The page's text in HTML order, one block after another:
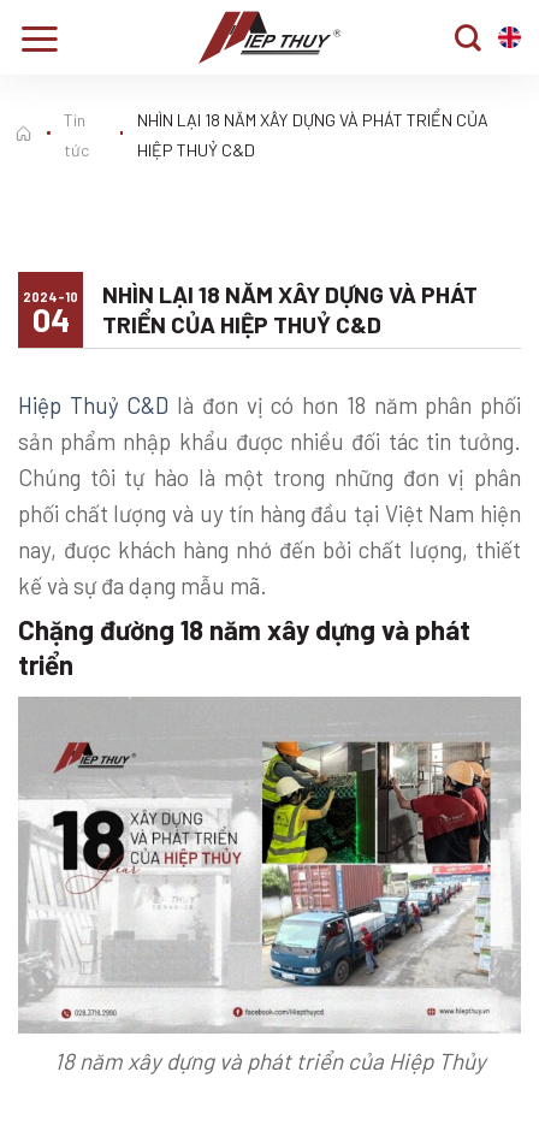
Tin
tức
NHÌN LẠI 18 NĂM XÂY DỰNG VÀ PHÁT TRIỂN CỦA
HIỆP THUỶ C&D
2024-10
04
NHÌN LẠI 18 NĂM XÂY DỰNG VÀ PHÁT
TRIỂN CỦA HIỆP THUỶ C&D
Hiệp Thuỷ C&D là đơn vị có hơn 18 năm phân phối
sản phẩm nhập khẩu được nhiều đối tác tin tưởng.
Chúng tôi tự hào là một trong những đơn vị phân
phối chất lượng và uy tín hàng đầu tại Việt Nam hiện
nay, được khách hàng nhớ đến bởi chất lượng, thiết
kế và sự đa dạng mẫu mã.
Chặng đường 18 năm xây dựng và phát
triển
18 năm xây dựng và phát triển của Hiệp Thủy